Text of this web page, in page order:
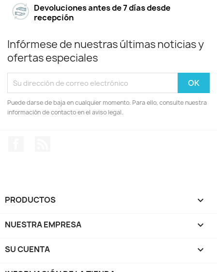
Devoluciones antes de 7 días desde
recepción
Infórmese de nuestras últimas noticias y
ofertas especiales
Puede darse de baja en cualquier momento. Para ello, consulte nuestra
información de contacto en el aviso legal.
PRODUCTOS 
NUESTRA EMPRESA 
SU CUENTA 